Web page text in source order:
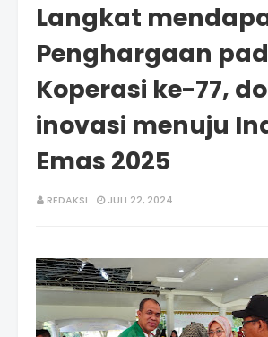
Langkat
Penghargaan
Koperasi ke-77,
inovasi menuju
Emas 2025
REDAKSI JULI 22, 2024